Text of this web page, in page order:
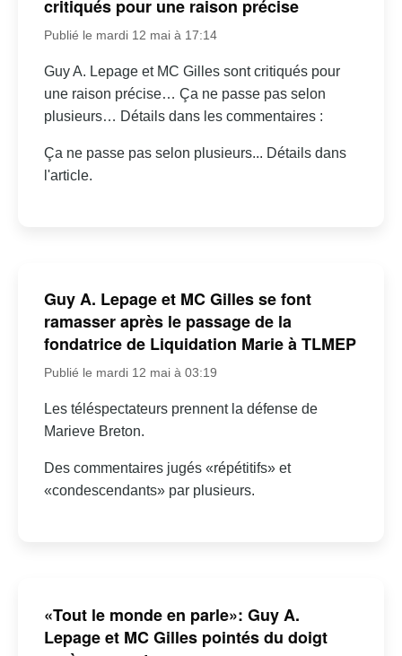
critiqués pour une raison précise
Publié le mardi 12 mai à 17:14
Guy A. Lepage et MC Gilles sont critiqués pour
une raison précise… Ça ne passe pas selon
plusieurs… Détails dans les commentaires :
Ça ne passe pas selon plusieurs... Détails dans
l'article.
Guy A. Lepage et MC Gilles se font
ramasser après le passage de la
fondatrice de Liquidation Marie à TLMEP
Publié le mardi 12 mai à 03:19
Les téléspectateurs prennent la défense de
Marieve Breton.
Des commentaires jugés «répétitifs» et
«condescendants» par plusieurs.
«Tout le monde en parle»: Guy A.
Lepage et MC Gilles pointés du doigt